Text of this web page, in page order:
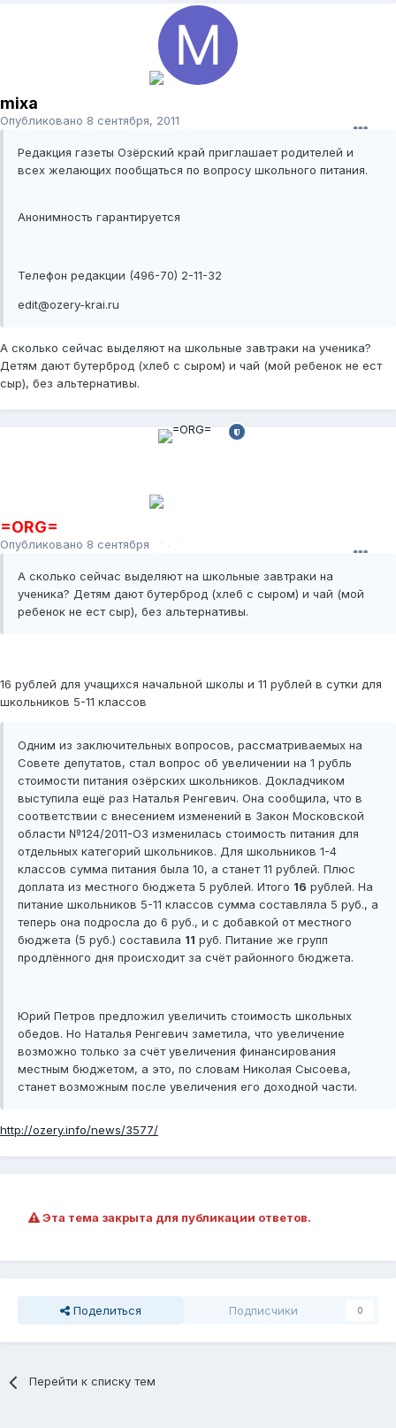
mixa
Опубликовано 8 сентября, 2011
Редакция газеты Озёрский край приглашает родителей и
всех желающих пообщаться по вопросу школьного питания.
Анонимность гарантируется
Телефон редакции (496-70) 2-11-32
edit@ozery-krai.ru
А сколько сейчас выделяют на школьные завтраки на ученика?
Детям дают бутерброд (хлеб с сыром) и чай (мой ребенок не ест
сыр), без альтернативы.
=ORG=
Опубликовано 8 сентября, 2011
А сколько сейчас выделяют на школьные завтраки на
ученика? Детям дают бутерброд (хлеб с сыром) и чай (мой
ребенок не ест сыр), без альтернативы.
16 рублей для учащихся начальной школы и 11 рублей в сутки для
школьников 5-11 классов
Одним из заключительных вопросов, рассматриваемых на
Совете депутатов, стал вопрос об увеличении на 1 рубль
стоимости питания озёрских школьников. Докладчиком
выступила ещё раз Наталья Ренгевич. Она сообщила, что в
соответствии с внесением изменений в Закон Московской
области №124/2011-ОЗ изменилась стоимость питания для
отдельных категорий школьников. Для школьников 1-4
классов сумма питания была 10, а станет 11 рублей. Плюс
доплата из местного бюджета 5 рублей. Итого 16 рублей. На
питание школьников 5-11 классов сумма составляла 5 руб., а
теперь она подросла до 6 руб., и с добавкой от местного
бюджета (5 руб.) составила 11 руб. Питание же групп
продлённого дня происходит за счёт районного бюджета.
Юрий Петров предложил увеличить стоимость школьных
обедов. Но Наталья Ренгевич заметила, что увеличение
возможно только за счёт увеличения финансирования
местным бюджетом, а это, по словам Николая Сысоева,
станет возможным после увеличения его доходной части.
http://ozery.info/news/3577/
Эта тема закрыта для публикации ответов.
Поделиться Подписчики 0
Перейти к списку тем